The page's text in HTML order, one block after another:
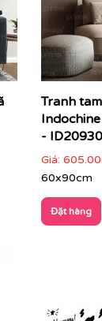
Tranh
-
Giá:
60x90cm
Đặt hàng